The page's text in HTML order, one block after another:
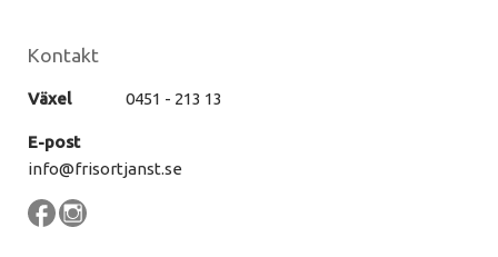
Kontakt
Växel 0451 - 213 13
E-post
info@frisortjanst.se